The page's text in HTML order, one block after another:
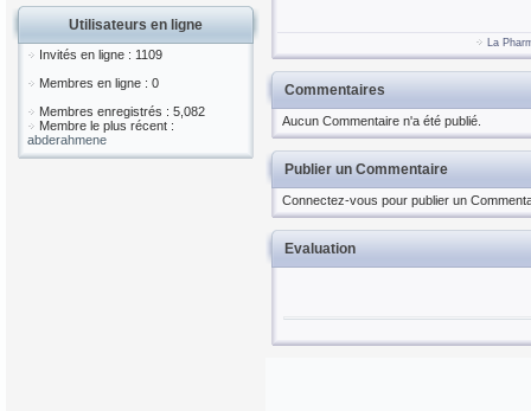
Utilisateurs en ligne
Invités en ligne : 1109
Membres en ligne : 0
Membres enregistrés : 5,082
Membre le plus récent :
abderahmene
La
Commentaires
Aucun Commentaire n'a été publié.
Publier un Commentaire
Connectez-vous pour publier un
Evaluation